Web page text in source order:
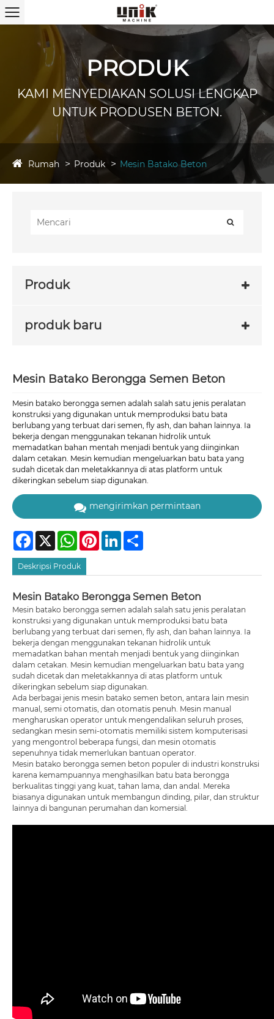
PRODUK
KAMI MENYEDIAKAN SOLUSI LENGKAP
UNTUK PRODUSEN BETON.
Rumah Produk Mesin Batako Beton
Produk
produk baru
Mesin Batako Berongga Semen Beton
Mesin batako berongga semen adalah salah satu jenis peralatan
konstruksi yang digunakan untuk memproduksi batu bata
berlubang yang terbuat dari semen, fly ash, dan bahan lainnya. Ia
bekerja dengan menggunakan tekanan hidrolik untuk
memadatkan bahan mentah menjadi bentuk yang diinginkan
dalam cetakan. Mesin kemudian mengeluarkan batu bata yang
sudah dicetak dan meletakkannya di atas platform untuk
dikeringkan sebelum siap digunakan.
mengirimkan permintaan
Facebook
X WhatsAppPinterestLinkedIn
Deskripsi Produk
Mesin Batako Berongga Semen Beton
Mesin batako berongga semen adalah salah satu jenis peralatan
konstruksi yang digunakan untuk memproduksi batu bata
berlubang yang terbuat dari semen, fly ash, dan bahan lainnya. Ia
bekerja dengan menggunakan tekanan hidrolik untuk
memadatkan bahan mentah menjadi bentuk yang diinginkan
dalam cetakan. Mesin kemudian mengeluarkan batu bata yang
sudah dicetak dan meletakkannya di atas platform untuk
dikeringkan sebelum siap digunakan.
Ada berbagai jenis mesin batako semen beton, antara lain mesin
manual, semi otomatis, dan otomatis penuh. Mesin manual
mengharuskan operator untuk mengendalikan seluruh proses,
sedangkan mesin semi-otomatis memiliki sistem komputerisasi
yang mengontrol beberapa fungsi, dan mesin otomatis
sepenuhnya tidak memerlukan bantuan operator.
Mesin batako berongga semen beton populer di industri konstruksi
karena kemampuannya menghasilkan batu bata berongga
berkualitas tinggi yang kuat, tahan lama, dan andal. Mereka
biasanya digunakan untuk membangun dinding, pilar, dan struktur
lainnya di bangunan perumahan dan komersial.